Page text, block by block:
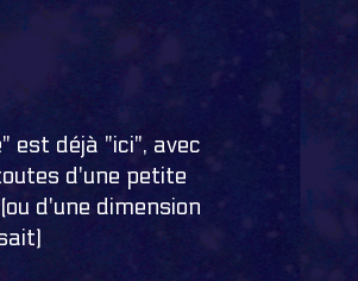
est déjà "ici", avec
d'une petite
d'une dimension